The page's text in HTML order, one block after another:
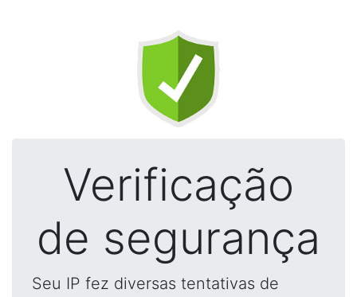
Verificação
de segurança
Seu IP fez diversas tentativas de